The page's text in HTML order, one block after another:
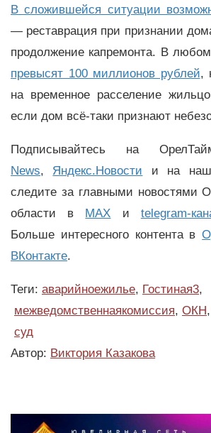
В сложившейся ситуации
— реставрация при признании
продолжение капремонта. В
превысят 100 миллионов рублей,
на временное расселение
если дом всё-таки признают
Подписывайтесь на
News, Яндекс.Новости и на
следите за главными новостями
области в MAX и telegram-
Больше интересного контента в
ВКонтакте.
Теги: аварийноежилье, Гостиная3,
межведомственнаякомиссия, ОКН,
суд
Автор: Виктория Казакова